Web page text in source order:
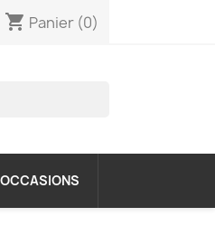
shopping_cart Panier (0)
OCCASIONS